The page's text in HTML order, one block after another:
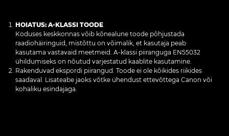
HOIATUS: A-KLASSI TOODE
Koduses keskkonnas võib kõnealune toode põhjustada
raadiohäiringuid, mistõttu on võimalik, et kasutaja peab
kasutama vastavaid meetmeid. A-klassi piiranguga EN55032
ühildumiseks on nõutud varjestatud kaablite kasutamine.
Rakenduvad ekspordi piirangud. Toode ei ole kõikides riikides
saadaval. Lisateabe jaoks võtke ühendust ettevõttega Canon või
kohaliku esindajaga.